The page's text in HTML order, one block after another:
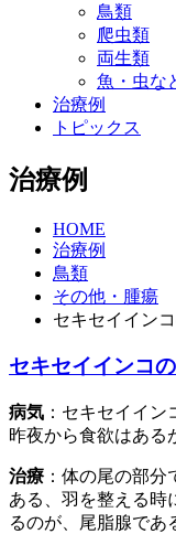
鳥類
爬虫類
両生類
魚・虫な
治療例
トピックス
治療例
HOME
治療例
鳥類
その他・腫瘍
セキセイイン
セキセイインコ
病気 ：セキセイイン
昨夜から食欲はある
治療 ：体の尾の部
ある、羽を整える時
るのが、尾脂腺であ